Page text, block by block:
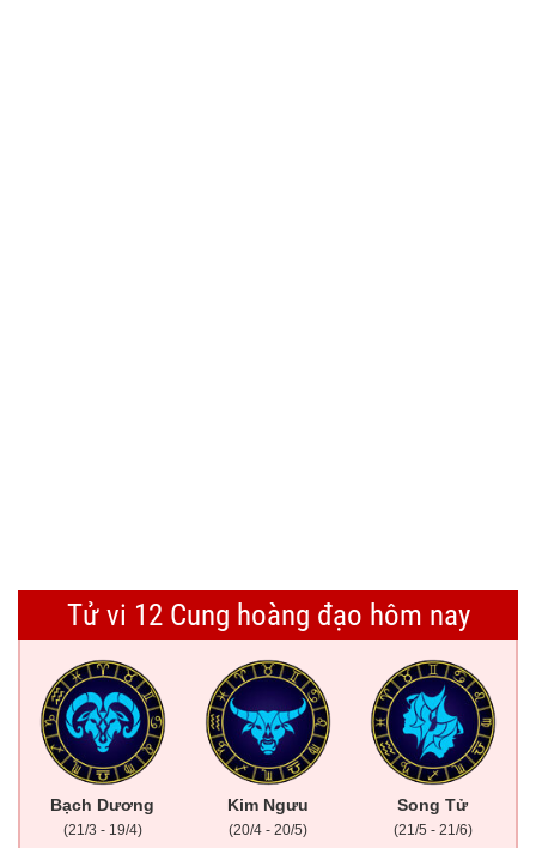
Tử vi 12 Cung hoàng đạo hôm nay
Bạch Dương
(21/3 - 19/4)
Kim Ngưu
(20/4 - 20/5)
Song Tử
(21/5 - 21/6)